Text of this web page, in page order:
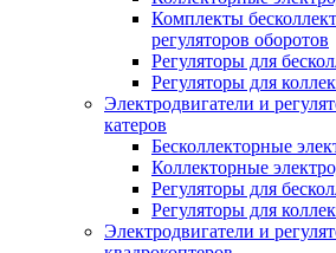
Комплекты
регуляторов оборотов
Регуляторы для
Регуляторы для
Электродвигатели и
катеров
Бесколлекторные
Коллекторные
Регуляторы для
Регуляторы для
Электродвигатели и